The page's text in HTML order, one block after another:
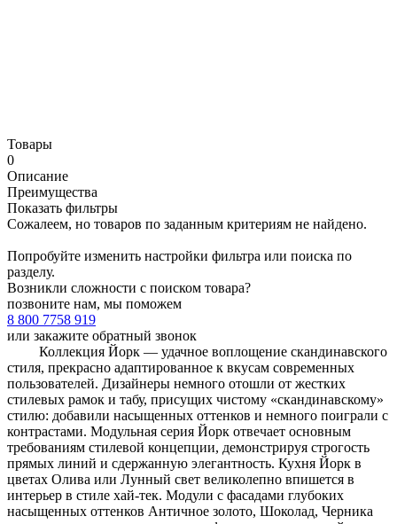
Товары
0
Описание
Преимущества
Показать фильтры
Сожалеем, но товаров по заданным критериям не найдено.
Попробуйте изменить настройки фильтра или поиска по
разделу.
Возникли сложности с поиском товара?
позвоните нам, мы поможем
8 800 7758 919
или закажите обратный звонок
Коллекция Йорк — удачное воплощение скандинавского
стиля, прекрасно адаптированное к вкусам современных
пользователей. Дизайнеры немного отошли от жестких
стилевых рамок и табу, присущих чистому «скандинавскому»
стилю: добавили насыщенных оттенков и немного поиграли с
контрастами. Модульная серия Йорк отвечает основным
требованиям стилевой концепции, демонстрируя строгость
прямых линий и сдержанную элегантность. Кухня Йорк в
цветах Олива или Лунный свет великолепно впишется в
интерьер в стиле хай-тек. Модули с фасадами глубоких
насыщенных оттенков Античное золото, Шоколад, Черника